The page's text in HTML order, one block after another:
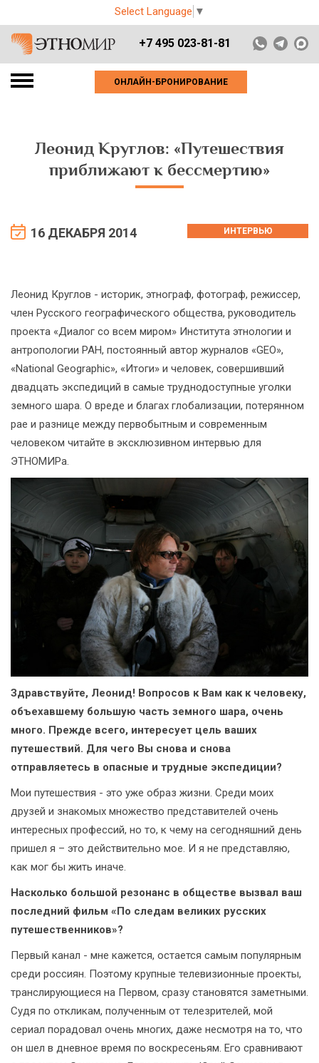
Select Language ▼
+7 495 023-81-81
ОНЛАЙН-БРОНИРОВАНИЕ
Леонид Круглов: «Путешествия
приближают к бессмертию»
16 ДЕКАБРЯ 2014 ИНТЕРВЬЮ
Леонид Круглов - историк, этнограф, фотограф, режиссер,
член Русского географического общества, руководитель
проекта «Диалог со всем миром» Института этнологии и
антропологии РАН, постоянный автор журналов «GEO»,
«National Geographic», «Итоги» и человек, совершивший
двадцать экспедиций в самые труднодоступные уголки
земного шара. О вреде и благах глобализации, потерянном
рае и разнице между первобытным и современным
человеком читайте в эксклюзивном интервью для
ЭТНОМИРа.
Здравствуйте, Леонид! Вопросов к Вам как к человеку,
объехавшему большую часть земного шара, очень
много. Прежде всего, интересует цель ваших
путешествий. Для чего Вы снова и снова
отправляетесь в опасные и трудные экспедиции?
Мои путешествия - это уже образ жизни. Среди моих
друзей и знакомых множество представителей очень
интересных профессий, но то, к чему на сегодняшний день
пришел я – это действительно мое. И я не представляю,
как мог бы жить иначе.
Насколько большой резонанс в обществе вызвал ваш
последний фильм «По следам великих русских
путешественников»?
Первый канал - мне кажется, остается самым популярным
среди россиян. Поэтому крупные телевизионные проекты,
транслирующиеся на Первом, сразу становятся заметными.
Судя по откликам, полученным от телезрителей, мой
сериал порадовал очень многих, даже несмотря на то, что
он шел в дневное время по воскресеньям. Его сравнивают